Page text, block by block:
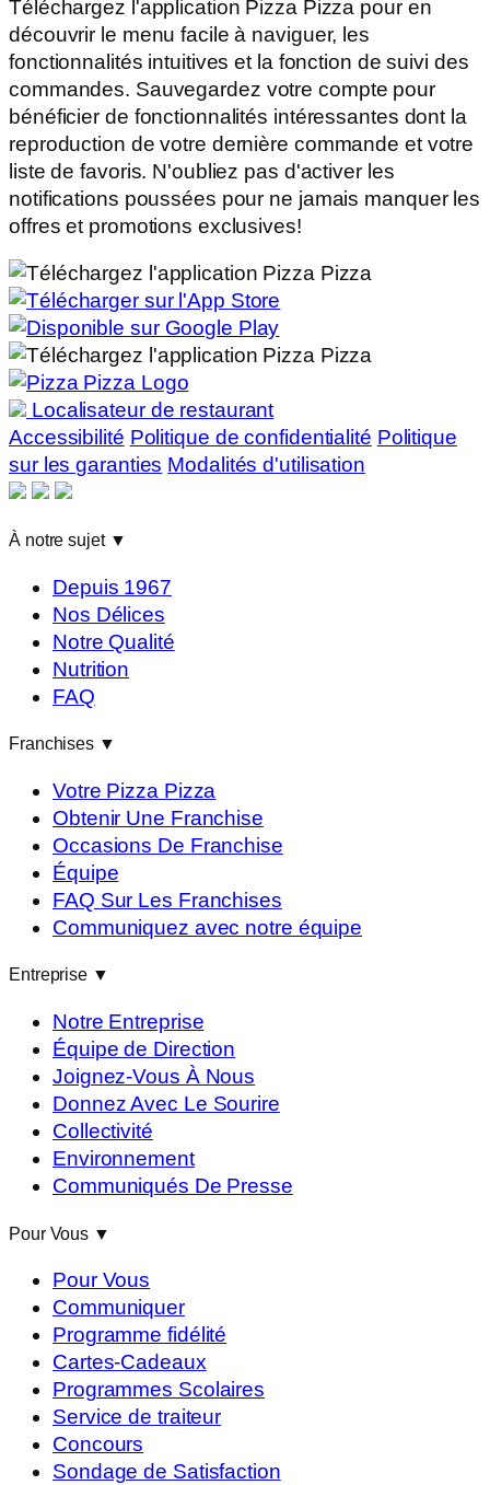
Téléchargez l'application Pizza Pizza pour en
découvrir le menu facile à naviguer, les
fonctionnalités intuitives et la fonction de suivi des
commandes. Sauvegardez votre compte pour
bénéficier de fonctionnalités intéressantes dont la
reproduction de votre dernière commande et votre
liste de favoris. N'oubliez pas d'activer les
notifications poussées pour ne jamais manquer les
offres et promotions exclusives!
Localisateur de restaurant
Accessibilité Politique de confidentialité Politique
sur les garanties Modalités d'utilisation
À notre sujet ▼
Depuis 1967
Nos Délices
Notre Qualité
Nutrition
FAQ
Franchises ▼
Votre Pizza Pizza
Obtenir Une Franchise
Occasions De Franchise
Équipe
FAQ Sur Les Franchises
Communiquez avec notre équipe
Entreprise ▼
Notre Entreprise
Équipe de Direction
Joignez-Vous À Nous
Donnez Avec Le Sourire
Collectivité
Environnement
Communiqués De Presse
Pour Vous ▼
Pour Vous
Communiquer
Programme fidélité
Cartes-Cadeaux
Programmes Scolaires
Service de traiteur
Concours
Sondage de Satisfaction